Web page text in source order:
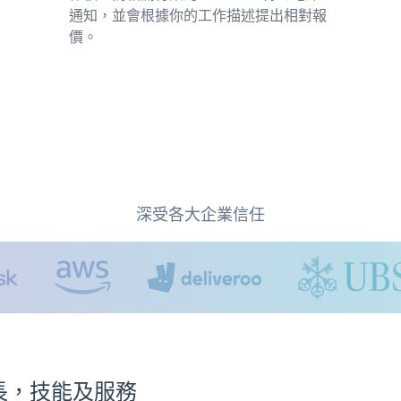
通知，並會根據你的工作描述提出相對報
價。
深受各大企業信任
，技能及服務